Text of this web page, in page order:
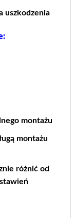
uszkodzenia
montażu
montażu
różnić od